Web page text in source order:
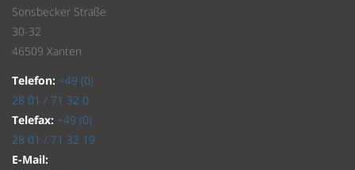
Sonsbecker Straße
30-32
46509 Xanten
Telefon: +49 (0)
28 01 / 71 32 0
Telefax: +49 (0)
28 01 / 71 32 19
E-Mail: